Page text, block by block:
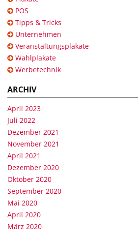
POS
Tipps & Tricks
Unternehmen
Veranstaltungsplakate
Wahlplakate
Werbetechnik
ARCHIV
April 2023
Juli 2022
Dezember 2021
November 2021
April 2021
Dezember 2020
Oktober 2020
September 2020
Mai 2020
April 2020
März 2020